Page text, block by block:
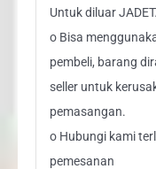
Untuk diluar
o Bisa
pembeli, barang
seller untuk
pemasangan.
o Hubungi kami
pemesanan